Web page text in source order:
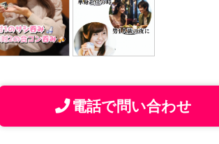
電話で問い合わせ